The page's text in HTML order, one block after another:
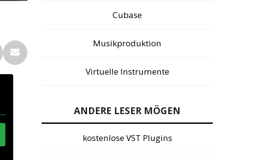
Cubase
Musikproduktion
Virtuelle Instrumente
ANDERE LESER MÖGEN
kostenlose VST Plugins